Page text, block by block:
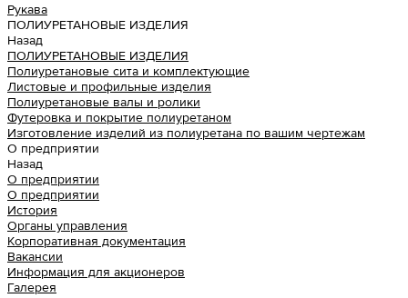
Рукава
ПОЛИУРЕТАНОВЫЕ ИЗДЕЛИЯ
Назад
ПОЛИУРЕТАНОВЫЕ ИЗДЕЛИЯ
Полиуретановые сита и комплектующие
Листовые и профильные изделия
Полиуретановые валы и ролики
Футеровка и покрытие полиуретаном
Изготовление изделий из полиуретана по вашим чертежам
О предприятии
Назад
О предприятии
О предприятии
История
Органы управления
Корпоративная документация
Вакансии
Информация для акционеров
Галерея